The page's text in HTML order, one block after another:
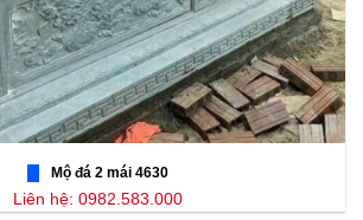
Mộ đá 2 mái 4630
Liên hệ: 0982.583.000